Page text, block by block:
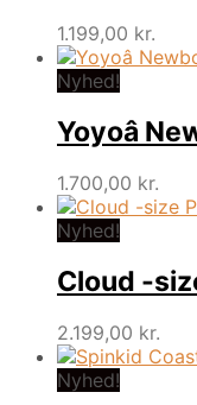
1.199,00 kr.
Nyhed!
Yoyoâ
1.700,00 kr.
Nyhed!
Cloud -
2.199,00 kr.
Nyhed!